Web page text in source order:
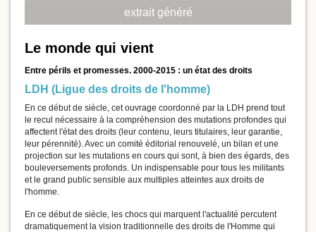
extrait généré
Le monde qui vient
Entre périls et promesses. 2000-2015 : un état des droits
LDH (Ligue des droits de l'homme)
En ce début de siècle, cet ouvrage coordonné par la LDH prend tout
le recul nécessaire à la compréhension des mutations profondes qui
affectent l'état des droits (leur contenu, leurs titulaires, leur garantie,
leur pérennité). Avec un comité éditorial renouvelé, un bilan et une
projection sur les mutations en cours qui sont, à bien des égards, des
bouleversements profonds. Un indispensable pour tous les militants
et le grand public sensible aux multiples atteintes aux droits de
l'homme.
En ce début de siècle, les chocs qui marquent l'actualité percutent
dramatiquement la vision traditionnelle des droits de l'Homme qui